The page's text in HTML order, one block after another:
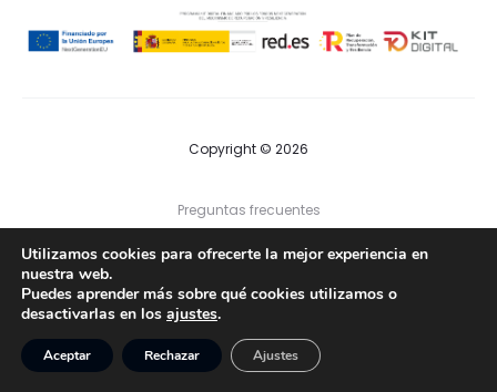
Copyright © 2026
Preguntas frecuentes
Contacto
c
e
t
a
Política de privacidad |Política de cookies
Utilizamos cookies para ofrecerte la mejor experiencia en
nuestra web.
Puedes aprender más sobre qué cookies utilizamos o
desactivarlas en los ajustes.
Aceptar Rechazar Ajustes